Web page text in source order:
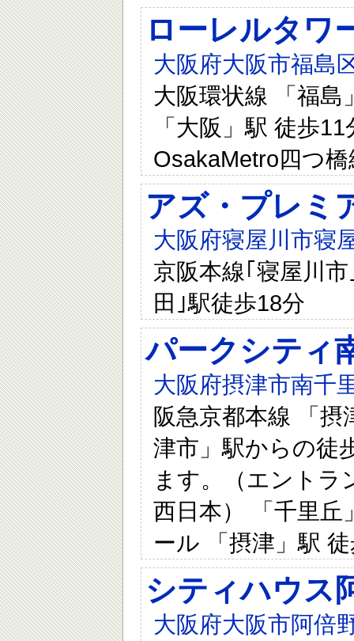
ローレルタワ
大阪府大阪市福島
大阪環状線 「福島
「大阪」駅 徒歩
OsakaMetro四つ
アズ・プレミ
大阪府寝屋川市寝
京阪本線｢寝屋川
田｣駅徒歩18分
パークシティ
大阪府摂津市南千
阪急京都本線 「
津市」駅からの徒
ます。（エントラ
西日本） 「千里丘
ール 「摂津」駅
シティハウス
大阪府大阪市阿倍